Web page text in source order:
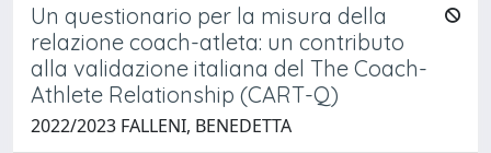
Un questionario per la misura della
relazione coach-atleta: un contributo
alla validazione italiana del The Coach-
Athlete Relationship (CART-Q)
2022/2023 FALLENI, BENEDETTA